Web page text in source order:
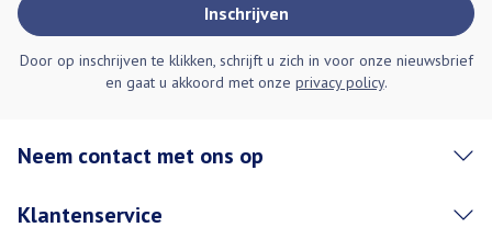
Inschrijven
Door op inschrijven te klikken, schrijft u zich in voor onze nieuwsbrief
en gaat u akkoord met onze privacy policy.
Neem contact met ons op
Klantenservice